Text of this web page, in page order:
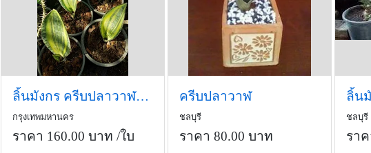
ลิ้นมังกร ครีบปลาวาฬด่าง
กรุงเทพมหานคร
ราคา 160.00 บาท /ใบ
ครีบปลาวาฬ
ชลบุรี
ราคา 80.00 บาท
ลิ้น
ชลบุรี
รา